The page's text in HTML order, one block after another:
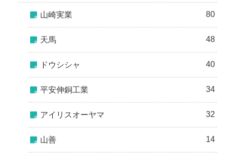
山崎実業 80
天馬 48
ドウシシャ 40
平安伸銅工業 34
アイリスオーヤマ 32
山善 14